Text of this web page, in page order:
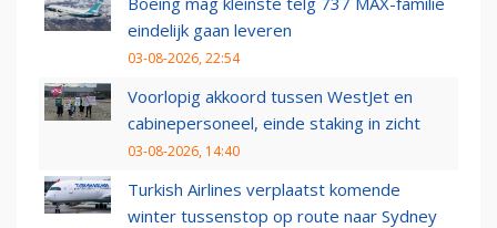
eindelijk gaan leveren
03-08-2026, 22:54
Voorlopig akkoord tussen WestJet en
cabinepersoneel, einde staking in zicht
03-08-2026, 14:40
Turkish Airlines verplaatst komende
winter tussenstop op route naar Sydney